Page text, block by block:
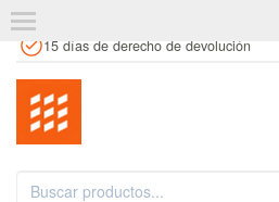
15 días de derecho de devolución